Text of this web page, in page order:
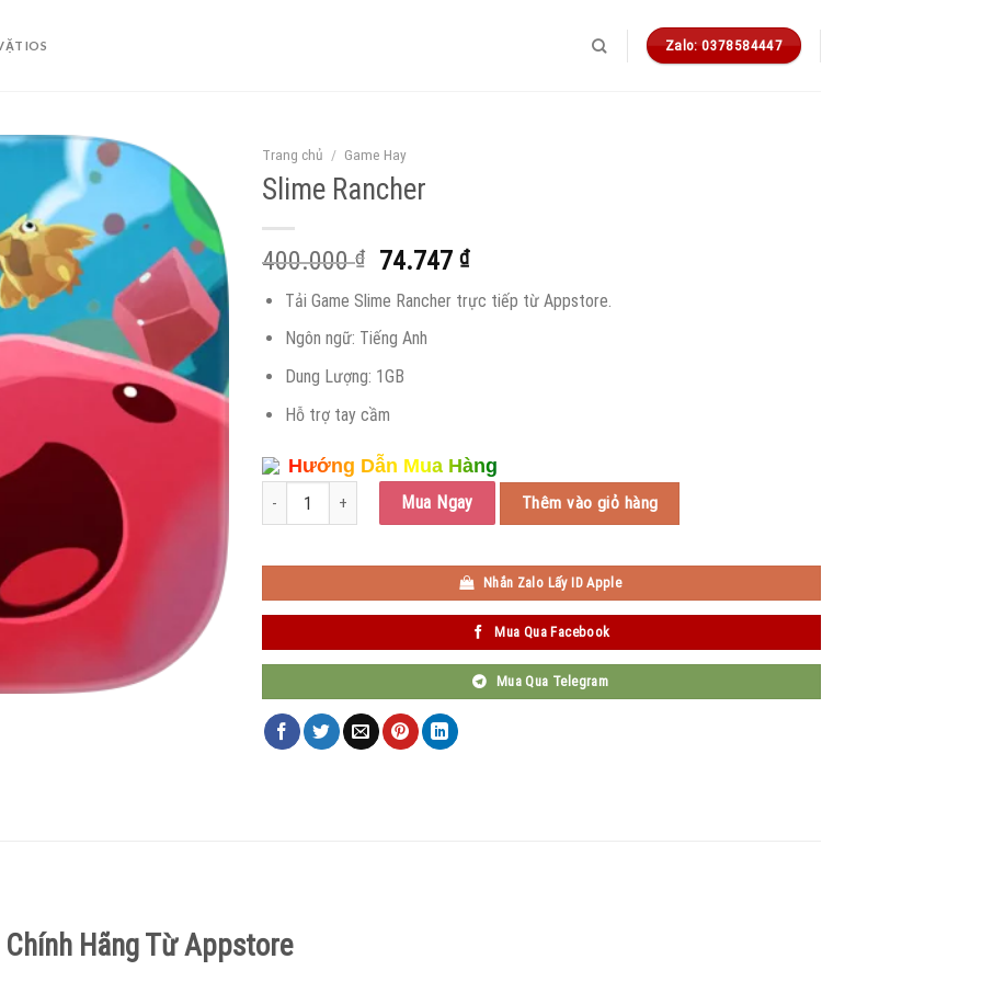
IOS Zalo: 0378584447
Trang chủ / Game Hay
Slime Rancher
400.000₫
Giá
gốc
là:
400.000 ₫.
74.747₫Giá
hiện
tại
Tải Game Slime Rancher trực tiếp từ Appstore.
Ngôn ngữ: Tiếng Anh
Dung Lượng: 1GB
Hỗ trợ tay cầm
Hướng Dẫn Mua Hàng
Slime Rancher số lượngMua Ngay Thêm vào giỏ hàng
Nhắn Zalo Lấy ID Apple
Mua Qua Facebook
Mua Qua Telegram
Hãng Từ Appstore